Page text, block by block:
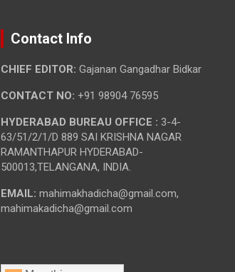
Contact Info
CHIEF EDITOR: Gajanan Gangadhar Bidkar
CONTACT NO: +91 98904 76595
HYDERABAD BUREAU OFFICE : 3-4-
63/51/2/1/D 889 SAI KRISHNA NAGAR
RAMANTHAPUR HYDERABAD-
500013,TELANGANA, INDIA.
EMAIL: mahimakhadicha@gmail.com,
mahimakadicha@gmail.com